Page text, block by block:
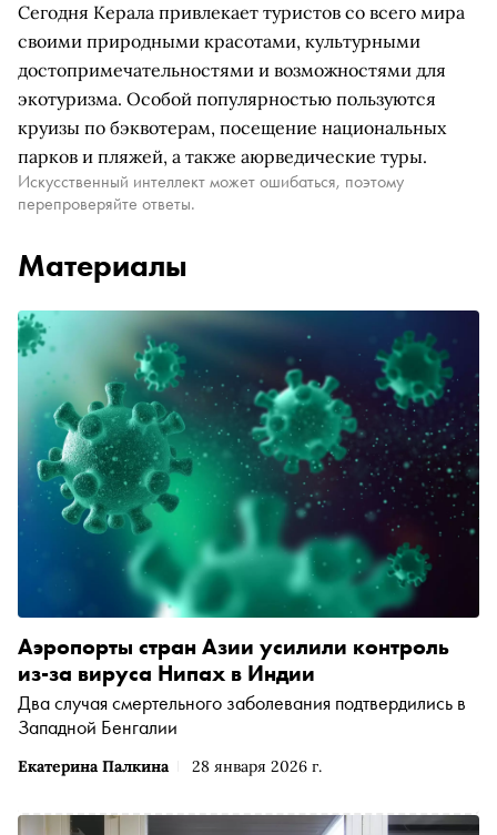
Сегодня Керала привлекает туристов со всего мира
своими природными красотами, культурными
достопримечательностями и возможностями для
экотуризма. Особой популярностью пользуются
круизы по бэквотерам, посещение национальных
парков и пляжей, а также аюрведические туры.
Искусственный интеллект может ошибаться, поэтому
перепроверяйте ответы.
Материалы
Екатерина Палкина 28 января 2026 г.
Аэропорты стран Азии усилили контроль
из-за вируса Нипах в Индии
Два случая смертельного заболевания подтвердились в
Западной Бенгалии